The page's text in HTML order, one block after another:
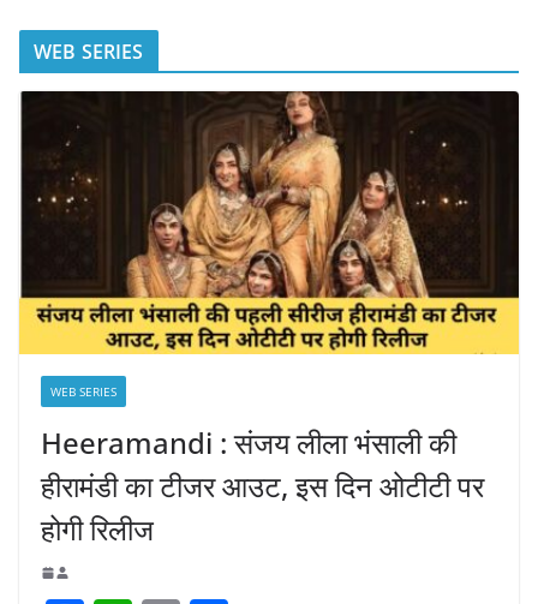
WEB SERIES
WEB SERIES
Heeramandi : संजय लीला भंसाली की
हीरामंडी का टीजर आउट, इस दिन ओटीटी पर
होगी रिलीज